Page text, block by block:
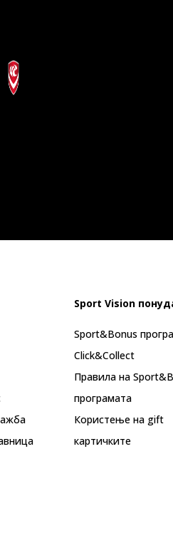
Sport Vision
Sport&Bonus
Click&Collect
Правила на
програмата
Користење на gift
картичките